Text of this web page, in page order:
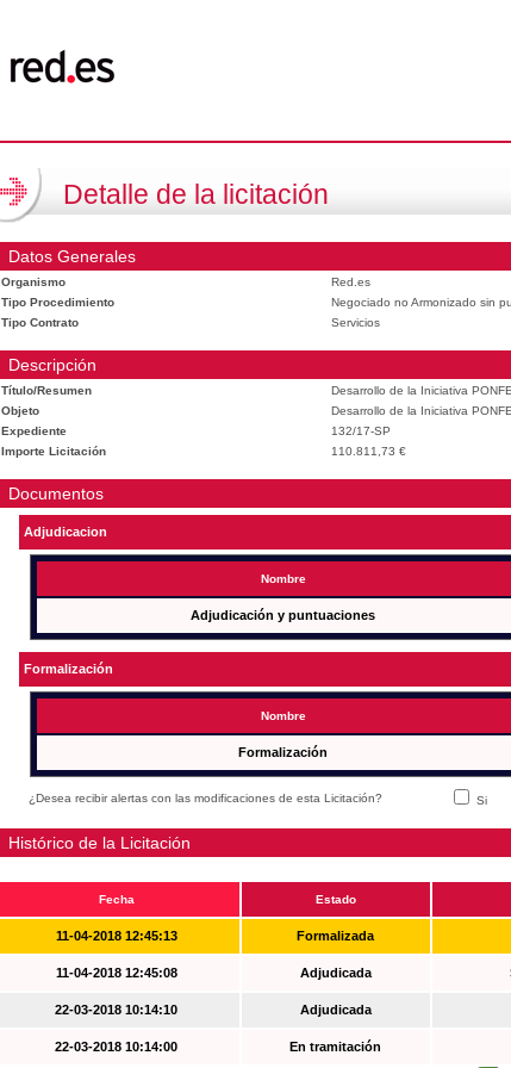
Detalle de la licitación
Datos Generales
Organismo
Red.es
Tipo Procedimiento
Negociado no Armonizado sin
Tipo Contrato
Servicios
Descripción
Título/Resumen
Desarrollo de la Iniciativa
Objeto
Desarrollo de la Iniciativa
Expediente
132/17-SP
Importe Licitación
110.811,73 €
Documentos
Adjudicacion
Nombre
Adjudicación y puntuaciones
Formalización
Nombre
Formalización
¿Desea recibir alertas con las modificaciones de esta Licitación? Si
Histórico de la Licitación
Fecha Estado
11-04-2018 12:45:13 Formalizada
11-04-2018 12:45:08 Adjudicada
22-03-2018 10:14:10 Adjudicada
22-03-2018 10:14:00 En tramitación